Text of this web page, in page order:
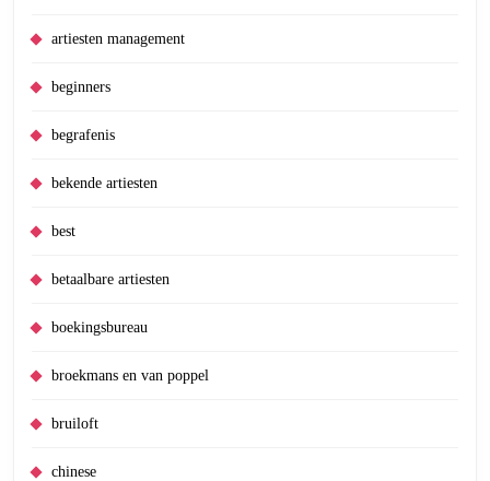
artiesten management
beginners
begrafenis
bekende artiesten
best
betaalbare artiesten
boekingsbureau
broekmans en van poppel
bruiloft
chinese